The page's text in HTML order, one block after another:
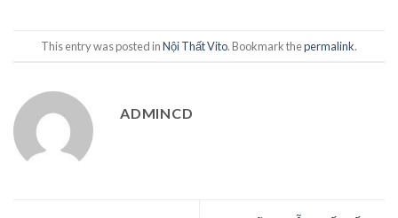
This entry was posted inNội Thất Vito. Bookmark thepermalink.
ADMINCD